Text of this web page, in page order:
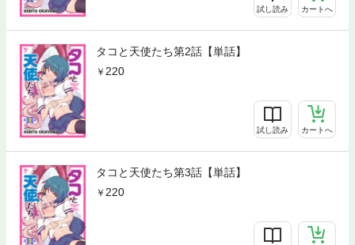
試し読み カートへ
タコと天使たち第2話【単話】
220
試し読み カートへ
タコと天使たち第3話【単話】
220